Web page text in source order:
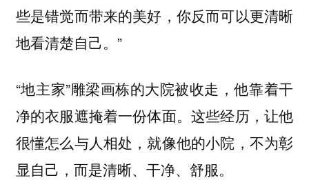
些是错觉而带来的美好，你反而可以更清晰
地看清楚自己。”
“地主家”雕梁画栋的大院被收走，他靠着干
净的衣服遮掩着一份体面。这些经历，让他
很懂怎么与人相处，就像他的小院，不为彰
显自己，而是清晰、干净、舒服。